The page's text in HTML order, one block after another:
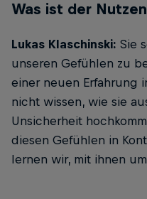
Was ist der
Lukas Klaschinski: Sie
unseren Gefühlen zu
einer neuen Erfahrung
nicht wissen, wie sie
Unsicherheit
diesen Gefühlen in
lernen wir, mit ihnen